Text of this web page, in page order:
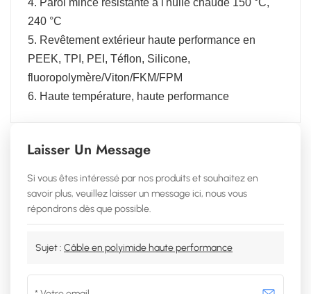
240 °C
5. Revêtement extérieur haute performance en
PEEK, TPI, PEI, Téflon, Silicone,
fluoropolymère/Viton/FKM/FPM
6. Haute température, haute performance
Laisser Un Message
Si vous êtes intéressé par nos produits et souhaitez en
savoir plus, veuillez laisser un message ici, nous vous
répondrons dès que possible.
Sujet : Câble en polyimide haute performance